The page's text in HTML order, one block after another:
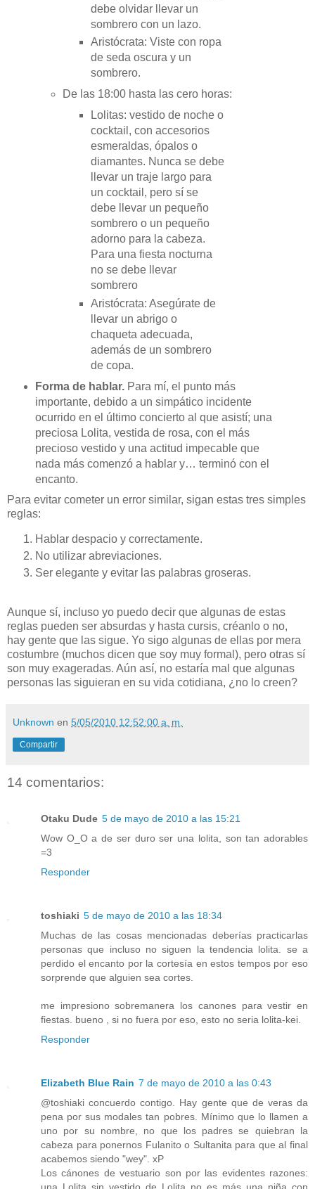
debe olvidar llevar un
sombrero con un lazo.
Aristócrata: Viste con ropa
de seda oscura y un
sombrero.
De las 18:00 hasta las cero horas:
Lolitas: vestido de noche o
cocktail, con accesorios
esmeraldas, ópalos o
diamantes. Nunca se debe
llevar un traje largo para
un cocktail, pero sí se
debe llevar un pequeño
sombrero o un pequeño
adorno para la cabeza.
Para una fiesta nocturna
no se debe llevar
sombrero
Aristócrata: Asegúrate de
llevar un abrigo o
chaqueta adecuada,
además de un sombrero
de copa.
Forma de hablar. Para mí, el punto más
importante, debido a un simpático incidente
ocurrido en el último concierto al que asistí; una
preciosa Lolita, vestida de rosa, con el más
precioso vestido y una actitud impecable que
nada más comenzó a hablar y… terminó con el
encanto.
Para evitar cometer un error similar, sigan estas tres simples
reglas:
Hablar despacio y correctamente.
No utilizar abreviaciones.
Ser elegante y evitar las palabras groseras.
Aunque sí, incluso yo puedo decir que algunas de estas
reglas pueden ser absurdas y hasta cursis, créanlo o no,
hay gente que las sigue. Yo sigo algunas de ellas por mera
costumbre (muchos dicen que soy muy formal), pero otras sí
son muy exageradas. Aún así, no estaría mal que algunas
personas las siguieran en su vida cotidiana, ¿no lo creen?
Unknown en 5/05/2010 12:52:00 a. m.
Compartir
14 comentarios:
Otaku Dude 5 de mayo de 2010 a las 15:21
Wow O_O a de ser duro ser una lolita, son tan adorables
=3
Responder
toshiaki 5 de mayo de 2010 a las 18:34
Muchas de las cosas mencionadas deberías practicarlas
personas que incluso no siguen la tendencia lolita. se a
perdido el encanto por la cortesía en estos tempos por eso
sorprende que alguien sea cortes.
me impresiono sobremanera los canones para vestir en
fiestas. bueno , si no fuera por eso, esto no seria lolita-kei.
Responder
Elizabeth Blue Rain 7 de mayo de 2010 a las 0:43
@toshiaki concuerdo contigo. Hay gente que de veras da
pena por sus modales tan pobres. Mínimo que lo llamen a
uno por su nombre, no que los padres se quiebran la
cabeza para ponernos Fulanito o Sultanita para que al final
acabemos siendo "wey". xP
Los cánones de vestuario son por las evidentes razones: